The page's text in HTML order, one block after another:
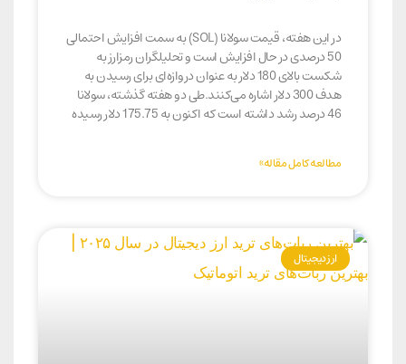
در این هفته، قیمت سولانا (SOL) به سمت افزایش احتمالی
50 درصدی در حال افزایش است و تحلیلگران رمزارز به
شکست بالای 180 دلار به عنوان دروازه‌ای برای رسیدن به
هدف 300 دلار اشاره می‌کنند.طی دو هفته گذشته، سولانا
46 درصد رشد داشته است که اکنون به 175.75 دلار رسیده
مطالعه کامل مقاله»
ارز دیجیتال